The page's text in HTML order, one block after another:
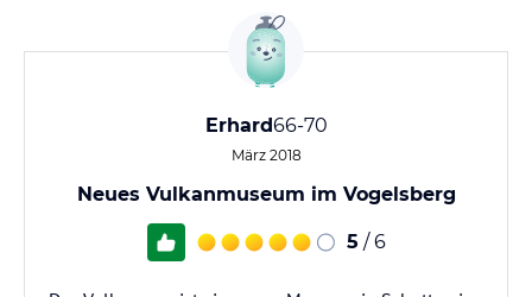
Erhard66-70
März 2018
Neues Vulkanmuseum im Vogelsberg
5 / 6